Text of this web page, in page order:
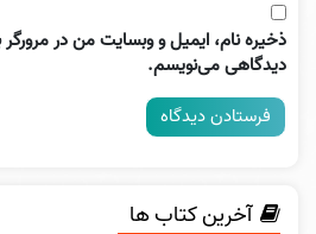
ذخیره نام، ایمیل و وبسایت من در مرورگر
دیدگاهی می‌نویسم.
آخرین کتاب ها